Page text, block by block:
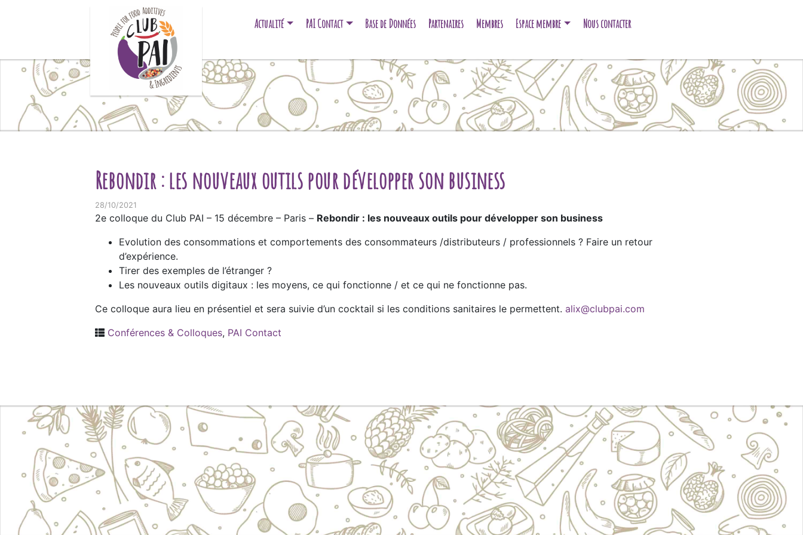
Actualité PAI Contact Base de Données Partenaires Membres Espace membre Nous contacter
Rebondir : les nouveaux outils pour développer son business
28/10/2021
2e colloque du Club PAI – 15 décembre – Paris – Rebondir : les nouveaux outils pour développer son business
Evolution des consommations et comportements des consommateurs /distributeurs / professionnels ? Faire un retour
d’expérience.
Tirer des exemples de l’étranger ?
Les nouveaux outils digitaux : les moyens, ce qui fonctionne / et ce qui ne fonctionne pas.
Ce colloque aura lieu en présentiel et sera suivie d’un cocktail si les conditions sanitaires le permettent. alix@clubpai.com
Conférences & Colloques, PAI Contact